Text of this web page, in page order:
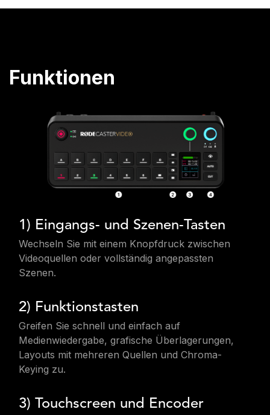
Funktionen
1) Eingangs- und Szenen-Tasten
Wechseln Sie mit einem Knopfdruck zwischen
Videoquellen oder vollständig angepassten
Szenen.
2) Funktionstasten
Greifen Sie schnell und einfach auf
Medienwiedergabe, grafische Überlagerungen,
Layouts mit mehreren Quellen und Chroma-
Keying zu.
3) Touchscreen und Encoder